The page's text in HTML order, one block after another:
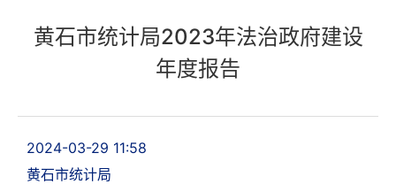
黄石市统计局2023年法治政府建设
年度报告
2024-03-29 11:58
黄石市统计局